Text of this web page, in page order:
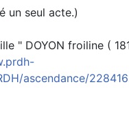
un seul acte.)
" DOYON froiline (
ascendance/